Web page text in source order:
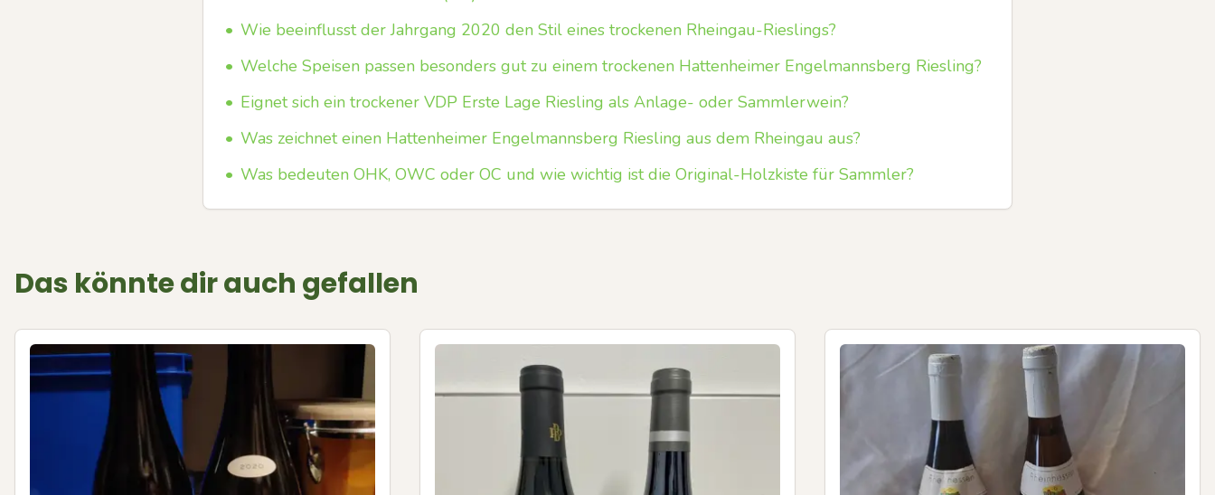
• Wie beeinflusst der Jahrgang 2020 den Stil eines trockenen Rheingau-Rieslings?
• Welche Speisen passen besonders gut zu einem trockenen Hattenheimer Engelmannsberg Riesling?
• Eignet sich ein trockener VDP Erste Lage Riesling als Anlage- oder Sammlerwein?
• Was zeichnet einen Hattenheimer Engelmannsberg Riesling aus dem Rheingau aus?
• Was bedeuten OHK, OWC oder OC und wie wichtig ist die Original-Holzkiste für Sammler?
Das könnte dir auch gefallen